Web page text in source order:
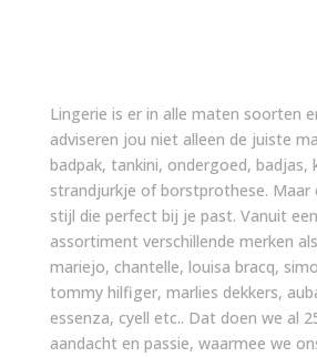
Lingerie is er in alle maten soorten
adviseren jou niet alleen de juiste
badpak, tankini, ondergoed, badjas,
strandjurkje of borstprothese. Maar
stijl die perfect bij je past. Vanuit
assortiment verschillende merken
mariejo, chantelle, louisa bracq,
tommy hilfiger, marlies dekkers,
essenza, cyell etc.. Dat doen we al
aandacht en passie, waarmee we